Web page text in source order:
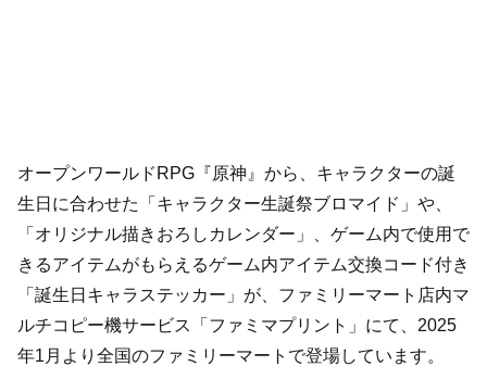
オープンワールドRPG『原神』から、キャラクターの誕
生日に合わせた「キャラクター生誕祭ブロマイド」や、
「オリジナル描きおろしカレンダー」、ゲーム内で使用で
きるアイテムがもらえるゲーム内アイテム交換コード付き
「誕生日キャラステッカー」が、ファミリーマート店内マ
ルチコピー機サービス「ファミマプリント」にて、2025
年1月より全国のファミリーマートで登場しています。